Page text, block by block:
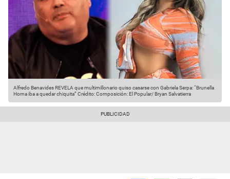
Alfredo Benavides REVELA que multimillonario quiso casarse con Gabriela Serpa: “Brunella
Horna iba a quedar chiquita” Crédito: Composición: El Popular/ Bryan Salvatierra